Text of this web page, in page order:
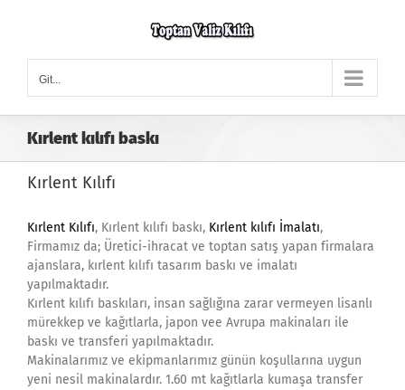
Git...
Kırlent kılıfı baskı
Kırlent Kılıfı
Kırlent Kılıfı, Kırlent kılıfı baskı, Kırlent kılıfı İmalatı,
Firmamız da; Üretici-ihracat ve toptan satış yapan firmalara
ajanslara, kırlent kılıfı tasarım baskı ve imalatı
yapılmaktadır.
Kırlent kılıfı baskıları, insan sağlığına zarar vermeyen lisanlı
mürekkep ve kağıtlarla, japon vee Avrupa makinaları ile
baskı ve transferi yapılmaktadır.
Makinalarımız ve ekipmanlarımız günün koşullarına uygun
yeni nesil makinalardır. 1.60 mt kağıtlarla kumaşa transfer